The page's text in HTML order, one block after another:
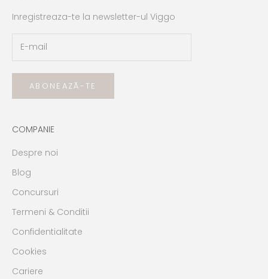
Inregistreaza-te la newsletter-ul Viggo
ABONEAZĂ-TE
COMPANIE
Despre noi
Blog
Concursuri
Termeni & Conditii
Confidentialitate
Cookies
Cariere